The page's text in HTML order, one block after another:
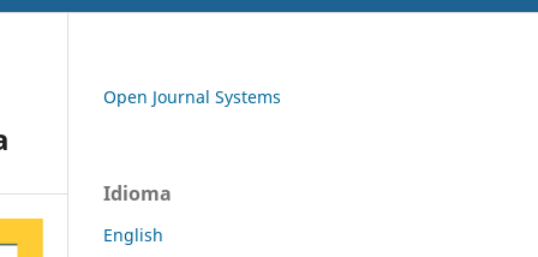
Open Journal Systems
Idioma
English